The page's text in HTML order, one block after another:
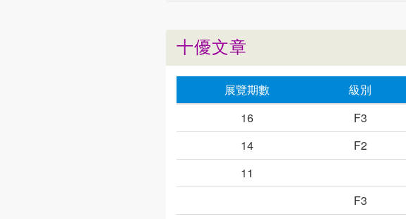
十優文章
展覽期數 級別
16
F3
14
F2
11
F3